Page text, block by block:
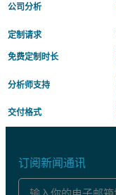
公司分析
定制请求
免费定制时长
分析师支持
交付格式
订阅新闻通讯